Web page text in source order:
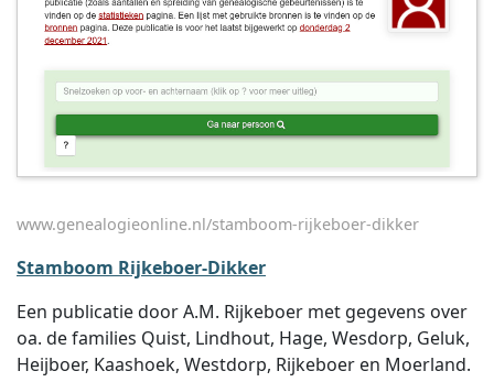
www.genealogieonline.nl/stamboom-rijkeboer-dikker
Stamboom Rijkeboer-Dikker
Een publicatie door A.M. Rijkeboer met gegevens over
oa. de families Quist, Lindhout, Hage, Wesdorp, Geluk,
Heijboer, Kaashoek, Westdorp, Rijkeboer en Moerland.